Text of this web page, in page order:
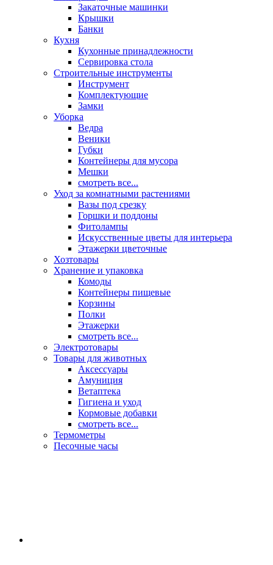
Закаточные машинки
Крышки
Банки
Кухня
Кухонные принадлежности
Сервировка стола
Строительные инструменты
Инструмент
Комплектующие
Замки
Уборка
Ведра
Веники
Губки
Контейнеры для мусора
Мешки
смотреть все...
Уход за комнатными растениями
Вазы под срезку
Горшки и поддоны
Фитолампы
Искусственные цветы для интерьера
Этажерки цветочные
Хозтовары
Хранение и упаковка
Комоды
Контейнеры пищевые
Корзины
Полки
Этажерки
смотреть все...
Электротовары
Товары для животных
Аксессуары
Амуниция
Ветаптека
Гигиена и уход
Кормовые добавки
смотреть все...
Термометры
Песочные часы